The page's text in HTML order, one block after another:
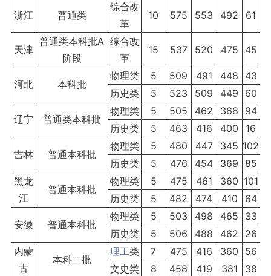
浙江 普通类
综合改
革
10 575 553 492 61
天津
普通类本科批A
阶段
综合改
革
15 537 520 475 45
河北 本科批
物理类 5 509 491 448
43
历史类
5 523 509 449 60
辽宁 普通类本科批
物理类 5 505 462 368
94
历史类
5 463 416 400 16
吉林 普通本科批
物理类 5 480 447 345 102
历史类
5 476 454 369
85
黑龙
江
普通本科批
物理类 5 475 461 360 101
历史类
5 482 474 410 64
安徽 普通本科批
物理类 5 503 498 465
33
历史类
5 506 488 462
26
内蒙
古
本科二批
理工类 7 475 416 360
56
文史类
8 458 419 381 38